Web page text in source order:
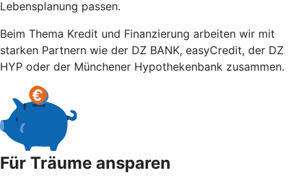
Lebensplanung passen.
Beim Thema Kredit und Finanzierung arbeiten wir mit
starken Partnern wie der DZ BANK, easyCredit, der DZ
HYP oder der Münchener Hypothekenbank zusammen.
Für Träume ansparen